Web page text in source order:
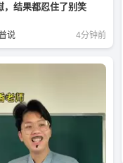
，结果都忍住了别笑
说 4分钟前